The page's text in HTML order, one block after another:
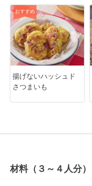
おすすめ
揚げないハッシュド
さつまいも
材料（３～４人分）